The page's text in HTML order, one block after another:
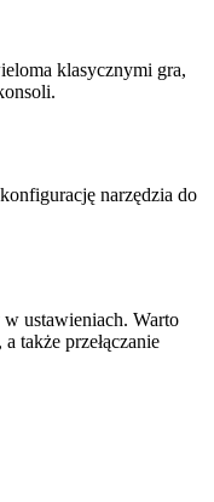
klasycznymi gra,
narzędzia do
ustawieniach. Warto
także przełączanie